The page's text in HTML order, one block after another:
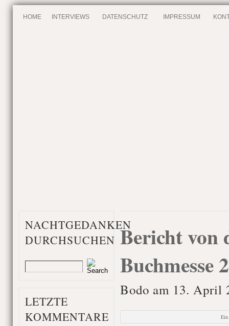
HOME INTERVIEWS DATENSCHUTZ IMPRESSUM
NACHTGEDANKEN
DURCHSUCHEN
LETZTE
KOMMENTARE
Bericht von
Buchmesse
Bodo am 13. April